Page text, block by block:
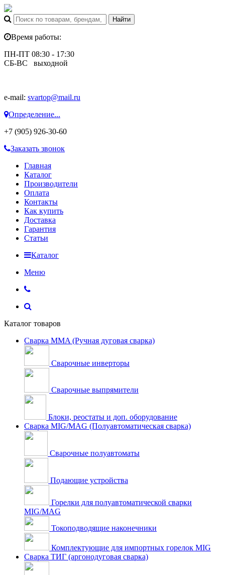
Время работы:
ПН-ПТ 08:30 - 17:30
СБ-ВС выходной
e-mail: svartop@mail.ru
Определение...
+7 (905) 926-30-60
Заказать звонок
Главная
Каталог
Производители
Оплата
Контакты
Как купить
Доставка
Гарантия
Статьи
Каталог
Меню
Каталог товаров
Сварка MMA (Ручная дуговая сварка)
Сварочные инверторы
Сварочные выпрямители
Блоки, реостаты и доп. оборудование
Сварка MIG/MAG (Полуавтоматическая сварка)
Сварочные полуавтоматы
Подающие устройства
Горелки для полуавтоматической сварки
MIG/MAG
Токоподводящие наконечники
Комплектующие для импортных горелок MIG
Сварка ТИГ (аргонодуговая сварка)